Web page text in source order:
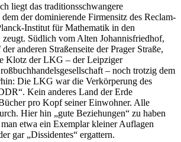
liegt das traditionsschwangere
der dominierende Firmensitz des Reclam-
Institut für Mathematik in den
zeugt. Südlich vom Alten Johannisfriedhof,
anderen Straßenseite der Prager Straße,
Klotz der LKG – der Leipziger
– noch trotzig dem
Die LKG war die Verkörperung des
Kein anderes Land der Erde
pro Kopf seiner Einwohner. Alle
Hier hin „gute Beziehungen“ zu haben
etwa ein Exemplar kleiner Auflagen
gar „Dissidentes“ ergattern.